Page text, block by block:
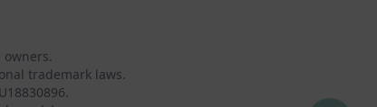
trademark laws.